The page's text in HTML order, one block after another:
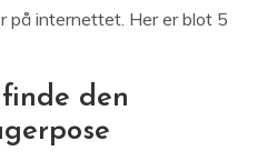
på internettet. Her er blot 5
den